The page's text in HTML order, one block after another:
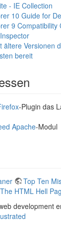
- IE Collection
10 Guide for
9 Compatibility
ältere Versionen
bereit
-Plugin das
Apache-Modul
Top Ten
HTML Hell
development